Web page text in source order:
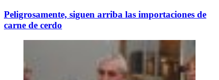
Peligrosamente, siguen arriba las importaciones de
carne de cerdo